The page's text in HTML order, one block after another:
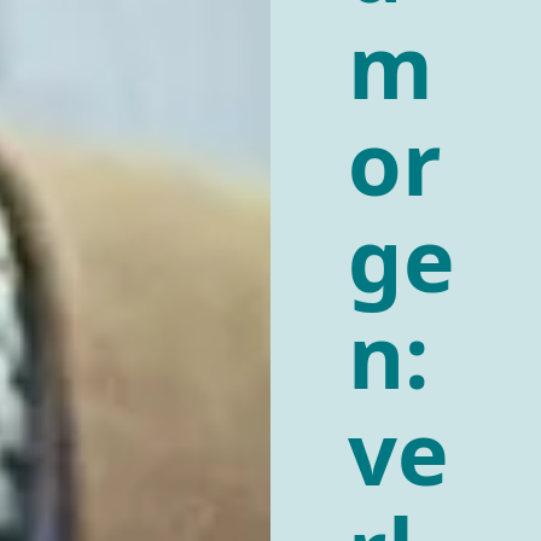
m
or
ge
n:
ve